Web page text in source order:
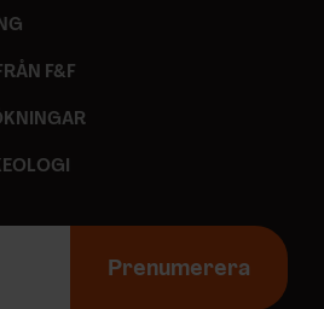
F&F
Prenumerera